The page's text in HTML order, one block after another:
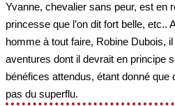
Yvanne, chevalier sans peur, est en
princesse que l’on dit fort belle, etc..
homme à tout faire, Robine Dubois,
aventures dont il devrait en principe
bénéfices attendus, étant donné
pas du superflu.